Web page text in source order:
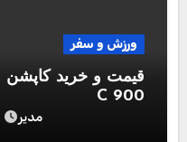
ورزش و سفر
قیمت و خرید کاپشن
C 900
مدیر